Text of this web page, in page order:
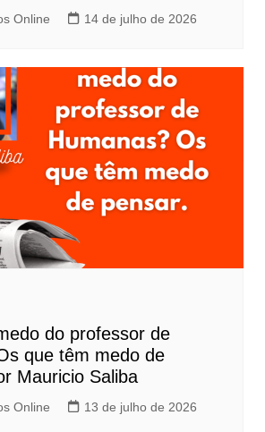
Online 14 de julho de 2026
do professor de
que têm medo de
Mauricio Saliba
Online 13 de julho de 2026